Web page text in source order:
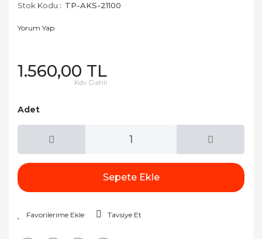
Stok Kodu
TP-AKS-21100
Yorum Yap
1.560,00 TL
Kdv Dahil
Adet
Sepete Ekle
Tavsiye Et